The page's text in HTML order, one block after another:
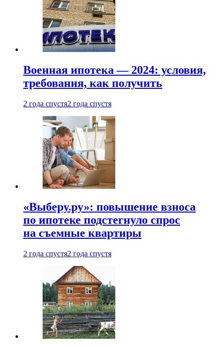
Военная ипотека — 2024: условия,
требования, как получить
2 года спустя2 года спустя
«Выберу.ру»: повышение взноса
по ипотеке подстегнуло спрос
на съемные квартиры
2 года спустя2 года спустя